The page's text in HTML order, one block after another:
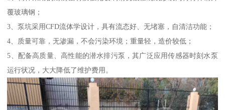
覆玻璃钢；
3、泵坑采用CFD流体学设计，具有流态好、无堵塞，自清洁功能；
4、质量可靠，无渗漏，不会污染环境；重量轻，造价较低；
5、配备高质量、高性能的潜水排污泵，其广泛应用传感器时刻水泵
运行状况，大大降低了维护费用。